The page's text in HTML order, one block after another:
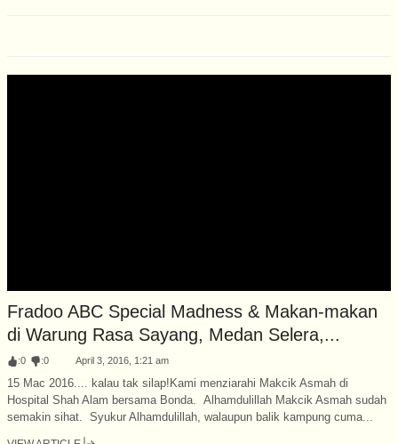
Fradoo ABC Special Madness & Makan-makan
di Warung Rasa Sayang, Medan Selera,...
:0 :0 April 3, 2016, 1:21 am
15 Mac 2016.... kalau tak silap!Kami menziarahi Makcik Asmah di
Hospital Shah Alam bersama Bonda. Alhamdulillah Makcik Asmah sudah
semakin sihat. Syukur Alhamdulillah, walaupun balik kampung cuma...